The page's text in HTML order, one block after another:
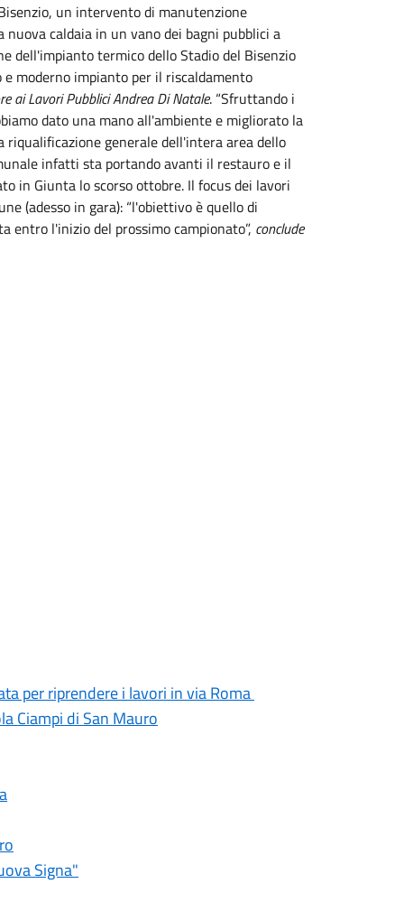
un intervento di manutenzione
caldaia in un vano dei bagni pubblici a
dell'impianto termico dello Stadio del Bisenzio
moderno impianto per il riscaldamento
ai Lavori Pubblici Andrea DiNatale. “Sfruttando i
dato una mano all'ambiente e migliorato la
generale dell'intera area dello
infatti sta portando avanti il restauro e il
in Giunta lo scorso ottobre. Il focus dei lavori
(adesso in gara): “l'obiettivo è quello di
l'inizio del prossimo campionato”, conclude
per riprendere i lavori in via Roma
Ciampi di San Mauro
Signa"